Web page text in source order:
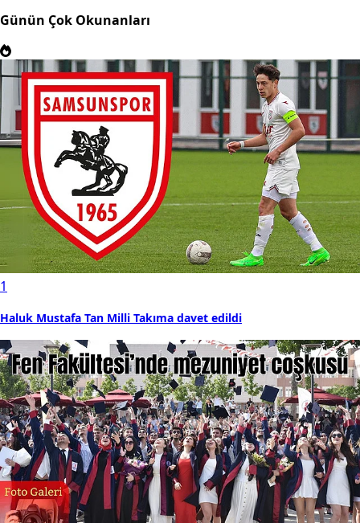
Günün Çok Okunanları
1
Haluk Mustafa Tan Milli Takıma davet edildi